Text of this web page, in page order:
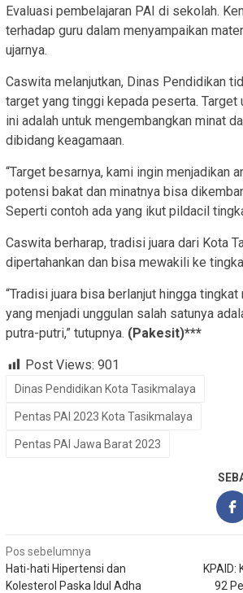
Evaluasi pembelajaran PAI di sekolah.
terhadap guru dalam menyampaikan
ujarnya.
Caswita melanjutkan, Dinas Pendidikan
target yang tinggi kepada peserta. Target
ini adalah untuk mengembangkan minat
dibidang keagamaan.
“Target besarnya, kami ingin menjadikan
potensi bakat dan minatnya bisa
Seperti contoh ada yang ikut pildacil
Caswita berharap, tradisi juara dari Kota
dipertahankan dan bisa mewakili ke
“Tradisi juara bisa berlanjut hingga tingkat
yang menjadi unggulan salah satunya
putra-putri,” tutupnya. (Pakesit)***
Post Views: 901
Dinas Pendidikan Kota Tasikmalaya
Pentas PAI 2023 Kota Tasikmalaya
Pentas PAI Jawa Barat 2023
Navigasi
pos
Pos sebelumnya
Hati-hati Hipertensi dan
Kolesterol Paska Idul Adha
KPAID:
92